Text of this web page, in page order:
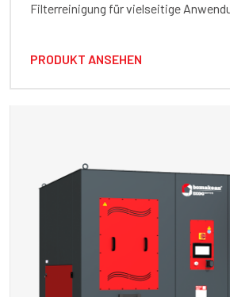
Filterreinigung für vielseitige
PRODUKT ANSEHEN